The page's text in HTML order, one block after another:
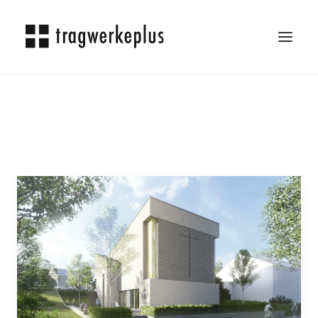
ÜBER UNS
KARRIERE
KONTAKT